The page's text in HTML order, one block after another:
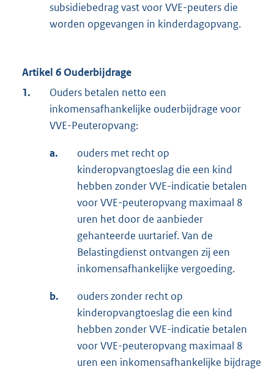
subsidiebedrag vast voor VVE-peuters die
worden opgevangen in kinderdagopvang.
Artikel 6 Ouderbijdrage
1.
Ouders betalen netto een
inkomensafhankelijke ouderbijdrage voor
VVE-Peuteropvang:
a.
ouders met recht op
kinderopvangtoeslag die een kind
hebben zonder VVE-indicatie betalen
voor VVE-peuteropvang maximaal 8
uren het door de aanbieder
gehanteerde uurtarief. Van de
Belastingdienst ontvangen zij een
inkomensafhankelijke vergoeding.
b.
ouders zonder recht op
kinderopvangtoeslag die een kind
hebben zonder VVE-indicatie betalen
voor VVE-peuteropvang maximaal 8
uren een inkomensafhankelijke bijdrage